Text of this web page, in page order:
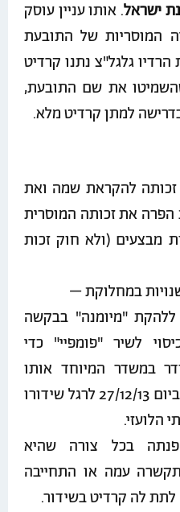
ישראל. אותו עניין עוסק
המוסריות של התובעת
גלגל"צ נתנו קרדיט
את שם התובעת,
למתן קרדיט מלא.
להקראת שמה ואת
את זכותה המוסרית
מבצעים (ולא חוק זכות
במחלוקת –
"מיומנה" בבקשה
לשיר "פומפיי" כדי
במשדר המיוחד אותו
קיימה הנתבעת ביום 27/12/13 לרגל שידורו
הלועזי.
בכל צורה שהיא
עמה או התחייבה
לתת לה קרדיט בשידור.